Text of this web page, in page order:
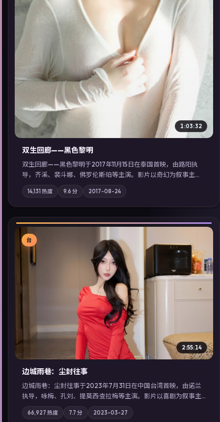
1:03:32
双生回廊——黑色黎明
双生回廊——黑色黎明于2017年11月15日在泰国首映，由路阳执
导，齐溪、裴斗娜、佛罗伦斯·珀等主演。影片以奇幻为叙事主
轴，旧案重提，真相与谎言在同一条时间线上交锋；摄影与配乐
强化地域气质；站内亦可通过「国产免费观看高清电视剧在线
看」延展检索同类型高分佳作，畅享高清在线追剧体验。
14,131热度 9.6 分 2017-08-24
▶
台
2:55:14
边城雨巷：尘封往事
边城雨巷：尘封往事于2023年7月31日在中国台湾首映，由诺兰
执导，咏梅、孔刘、提莫西·查拉梅等主演。影片以喜剧为叙事主
轴，旧案重提，真相与谎言在同一条时间线上交锋；摄影与配乐
强化地域气质；站内亦可通过「国产免费观看高清电视剧在线
66,927 热度 7.7 分 2023-03-27